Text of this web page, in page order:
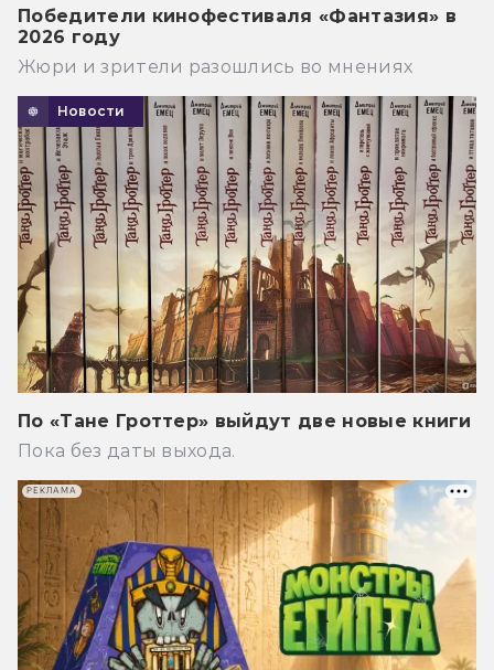
Победители кинофестиваля «Фантазия» в
2026 году
Жюри и зрители разошлись во мнениях
Новости
По «Тане Гроттер» выйдут две новые книги
Пока без даты выхода.
РЕКЛАМА